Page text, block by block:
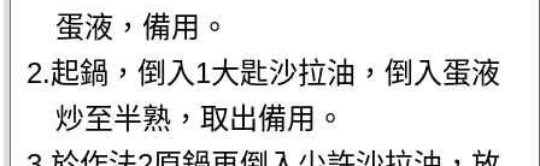
蛋液，備用。
2.起鍋，倒入1大匙沙拉油，倒入蛋液
炒至半熟，取出備用。